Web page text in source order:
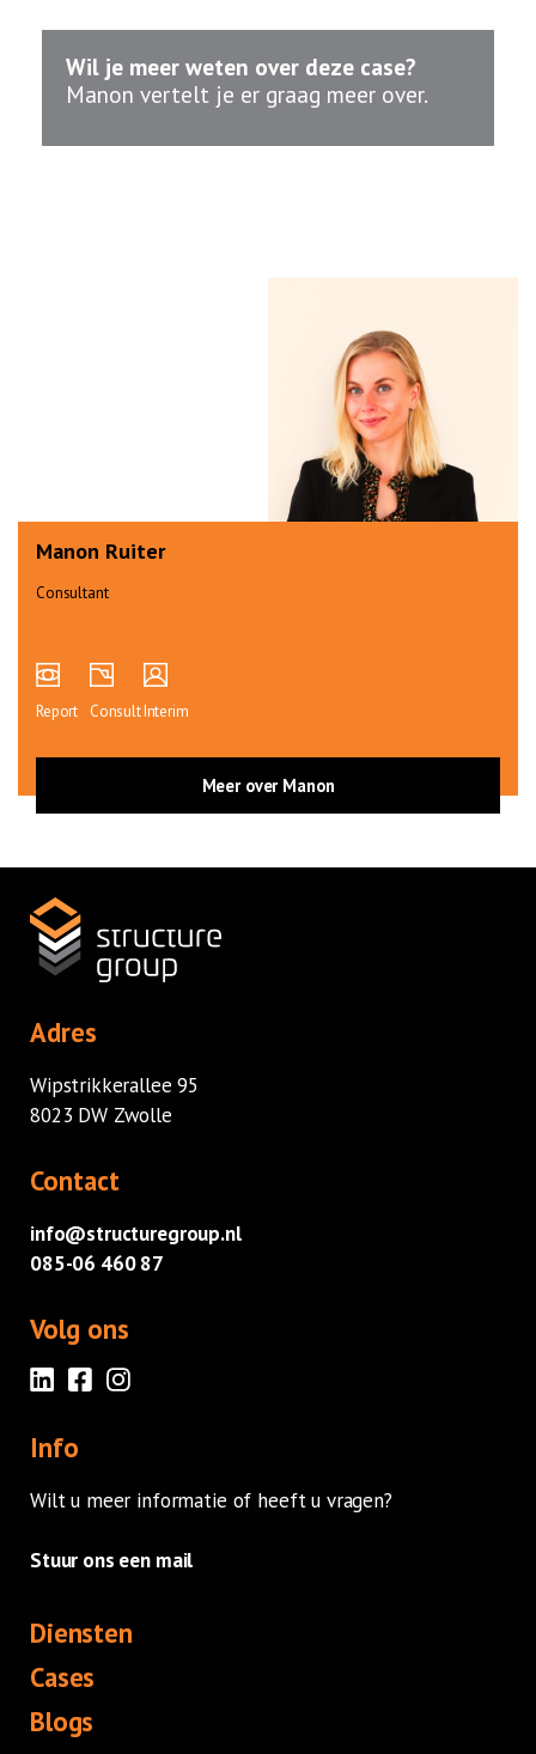
Wil je meer weten over deze case?
Manon vertelt je er graag meer over.
Manon Ruiter
Consultant
Report ConsultInterim
Meer over Manon
Cases
Interim
Adres
Wipstrikkerallee 95
8023 DW Zwolle
Contact
info@structuregroup.nl
085-06 460 87
Volg ons
Info
Wilt u meer informatie of heeft u vragen?
Stuur ons een mail
Diensten
Cases
Blogs